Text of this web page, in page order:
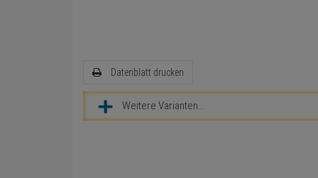
Datenblatt drucken
Weitere Varianten...